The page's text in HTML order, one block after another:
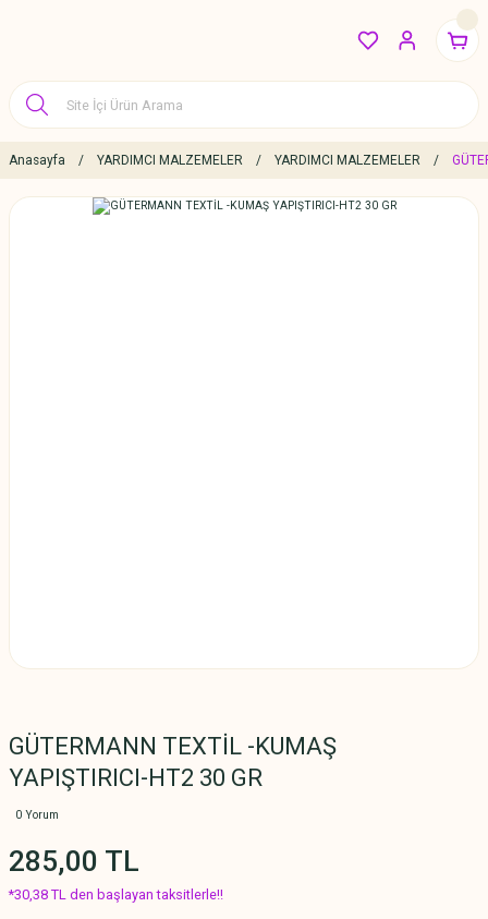
Anasayfa YARDIMCI MALZEMELER YARDIMCI MALZEMELER
GÜTERMANN TEXTİL -KUMAŞ
YAPIŞTIRICI-HT2 30 GR
0 Yorum
285,00 TL
*30,38 TL den başlayan taksitlerle!!